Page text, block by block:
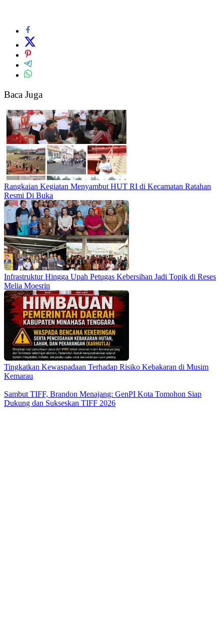
Baca Juga
Rangkaian Kegiatan Menyambut HUT RI di Kecamatan Ratahan
Resmi Di Buka
Infrastruktur Hingga Upah Petugas Kebersihan Jadi Topik di Reses
Melia Moesrin
Tingkatkan Kewaspadaan Terhadap Risiko Kebakaran di Musim
Kemarau
Sambut TIFF, Brandon Menajang: ​GenPI Kota Tomohon Siap
Dukung dan Sukseskan TIFF 2026